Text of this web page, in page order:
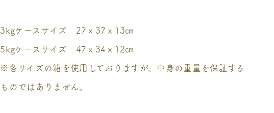
3kgケースサイズ 27ｘ37ｘ13㎝
5kgケースサイズ 47ｘ34ｘ12㎝
※各サイズの箱を使用しておりますが、中身の重量を保証する
ものではありません。